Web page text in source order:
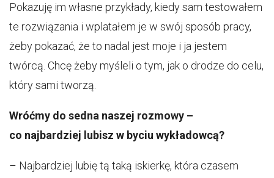
Pokazuję im własne przykłady, kiedy sam testowałem
te rozwiązania i wplatałem je w swój sposób pracy,
żeby pokazać, że to nadal jest moje i ja jestem
twórcą. Chcę żeby myśleli o tym, jak o drodze do celu,
który sami tworzą.
Wróćmy do sedna naszej rozmowy –
co najbardziej lubisz w byciu wykładowcą?
– Najbardziej lubię tą taką iskierkę, która czasem